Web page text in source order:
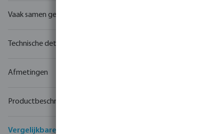
Vaak samen gekocht
Technische details
Afmetingen
Productbeschrijving
Vergelijkbare producten